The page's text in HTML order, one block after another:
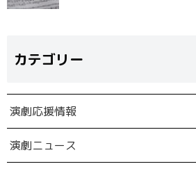
カテゴリー
演劇応援情報
演劇ニュース